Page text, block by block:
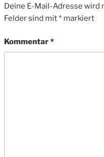
Deine E-Mail-Adresse
Felder sind mit* markiert
Kommentar*